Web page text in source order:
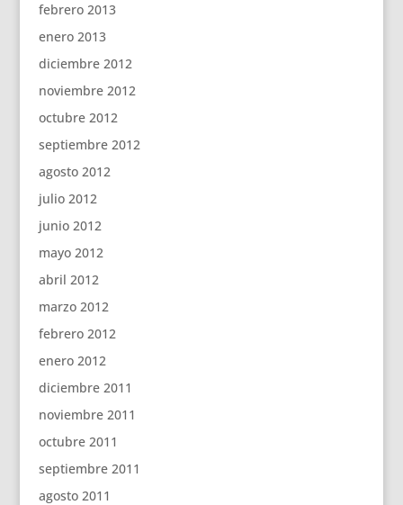
febrero 2013
enero 2013
diciembre 2012
noviembre 2012
octubre 2012
septiembre 2012
agosto 2012
julio 2012
junio 2012
mayo 2012
abril 2012
marzo 2012
febrero 2012
enero 2012
diciembre 2011
noviembre 2011
octubre 2011
septiembre 2011
agosto 2011